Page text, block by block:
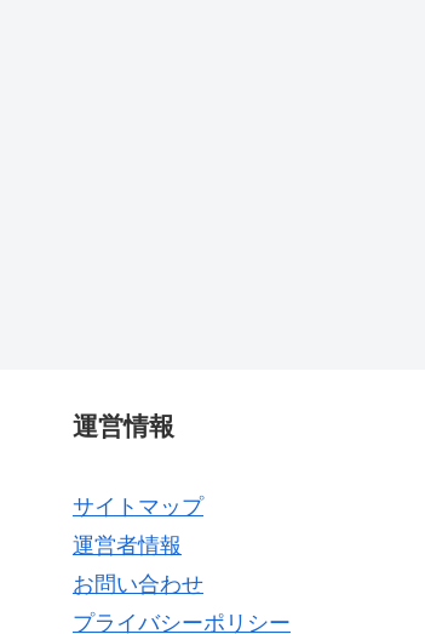
運営情報
サイトマップ
運営者情報
お問い合わせ
プライバシーポリシー